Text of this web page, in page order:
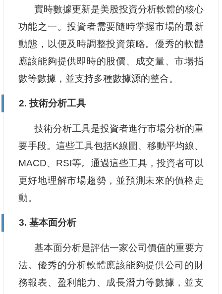
實時數據更新是美股投資分析軟體的核心
功能之一。投資者需要隨時掌握市場的最新
動態，以便及時調整投資策略。優秀的軟體
應該能夠提供即時的股價、成交量、市場指
數等數據，並支持多種數據源的整合。
2. 技術分析工具
技術分析工具是投資者進行市場分析的重
要手段。這些工具包括K線圖、移動平均線、
MACD、RSI等。通過這些工具，投資者可以
更好地理解市場趨勢，並預測未來的價格走
動。
3. 基本面分析
基本面分析是評估一家公司價值的重要方
法。優秀的分析軟體應該能夠提供公司的財
務報表、盈利能力、成長潛力等數據，並支